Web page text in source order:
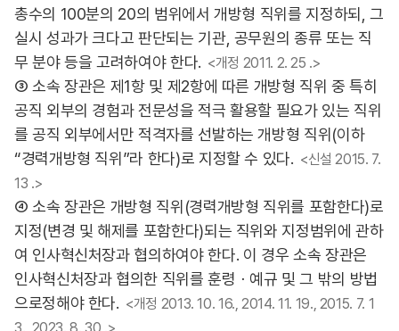
총수의 100분의 20의 범위에서 개방형 직위를 지정하되, 그
실시 성과가 크다고 판단되는 기관, 공무원의 종류 또는 직
무 분야 등을 고려하여야 한다. <개정 2011. 2. 25 .>
③ 소속 장관은 제1항 및 제2항에 따른 개방형 직위 중 특히
공직 외부의 경험과 전문성을 적극 활용할 필요가 있는 직위
를 공직 외부에서만 적격자를 선발하는 개방형 직위(이하
“경력개방형 직위”라 한다)로 지정할 수 있다. <신설 2015. 7.
13 .>
④ 소속 장관은 개방형 직위(경력개방형 직위를 포함한다)로
지정(변경 및 해제를 포함한다)되는 직위와 지정범위에 관하
여 인사혁신처장과 협의하여야 한다. 이 경우 소속 장관은
인사혁신처장과 협의한 직위를 훈령ㆍ예규 및 그 밖의 방법
으로정해야 한다. <개정 2013. 10. 16., 2014. 11. 19., 2015. 7. 1